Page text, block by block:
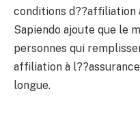
conditions d??affiliation
Sapiendo ajoute que le
personnes qui
affiliation à
longue.